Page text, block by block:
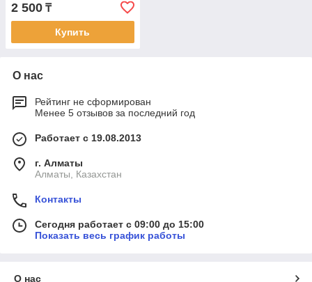
2 500 ₸
Купить
О нас
Рейтинг не сформирован
Менее 5 отзывов за последний год
Работает с 19.08.2013
г. Алматы
Алматы, Казахстан
Контакты
Сегодня работает с 09:00 до 15:00
Показать весь график работы
О нас